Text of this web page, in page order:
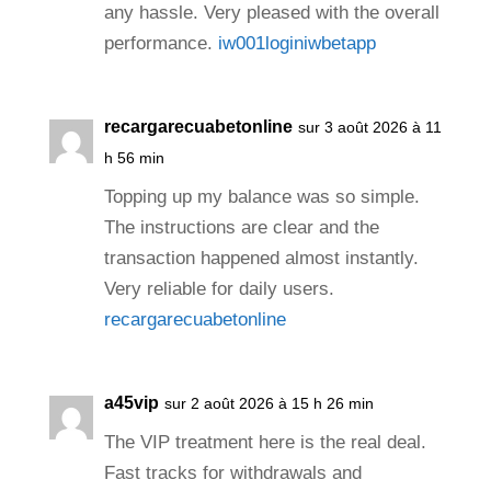
any hassle. Very pleased with the overall
performance. iw001loginiwbetapp
recargarecuabetonline sur 3 août 2026 à 11
h 56 min
Topping up my balance was so simple.
The instructions are clear and the
transaction happened almost instantly.
Very reliable for daily users.
recargarecuabetonline
a45vip sur 2 août 2026 à 15 h 26 min
The VIP treatment here is the real deal.
Fast tracks for withdrawals and